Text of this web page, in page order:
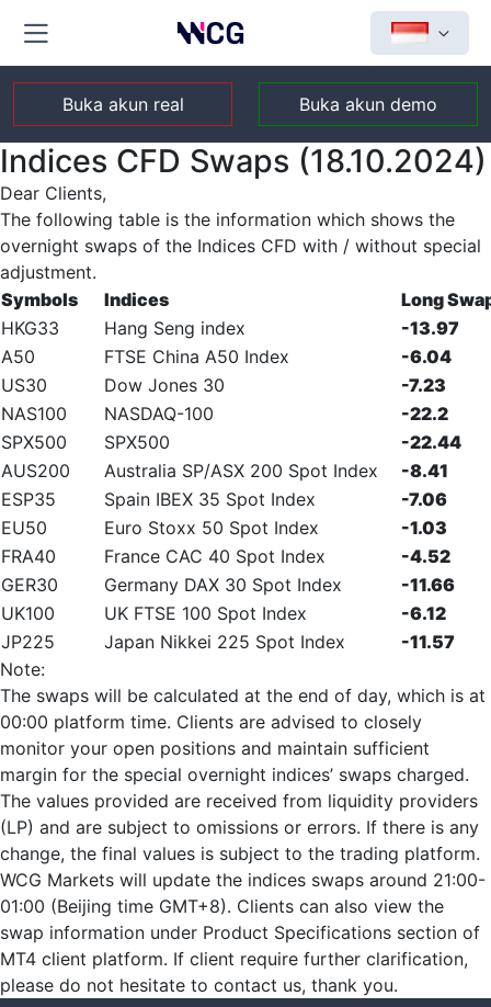
Buka akun real Buka akun demo
Indices CFD Swaps (18.10.2024)
Dear Clients,
The following table is the information which shows the
overnight swaps of the Indices CFD with / without special
adjustment.
Symbols
Indices
Long
HKG33
Hang Seng index
-13.97
A50
FTSE China A50 Index
-6.04
US30
Dow Jones 30
-7.23
NAS100
NASDAQ-100
-22.2
SPX500
SPX500
-22.44
AUS200
Australia SP/ASX 200 Spot Index
-8.41
ESP35
Spain IBEX 35 Spot Index
-7.06
EU50
Euro Stoxx 50 Spot Index
-1.03
FRA40
France CAC 40 Spot Index
-4.52
GER30
Germany DAX 30 Spot Index
-11.66
UK100
UK FTSE 100 Spot Index
-6.12
JP225
Japan Nikkei 225 Spot Index
-11.57
Note:
The swaps will be calculated at the end of day, which is at
00:00 platform time. Clients are advised to closely
monitor your open positions and maintain sufficient
margin for the special overnight indices’ swaps charged.
The values provided are received from liquidity providers
(LP) and are subject to omissions or errors. If there is any
change, the final values is subject to the trading platform.
WCG Markets will update the indices swaps around 21:00-
01:00 (Beijing time GMT+8). Clients can also view the
swap information under Product Specifications section of
MT4 client platform. If client require further clarification,
please do not hesitate to contact us, thank you.